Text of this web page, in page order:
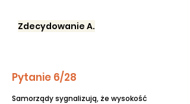
Zdecydowanie A.
Pytanie 6/28
Samorządy sygnalizują, że wysokość